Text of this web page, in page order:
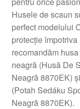
Finalizare
Livrare
Livrare în toată
Plângere
Husele de scaun
perfect modelului
protecție
recomandăm
neagră (Husă De
Neagră 8870EK)
(Potah Sedáku
Neagră 8870EK).